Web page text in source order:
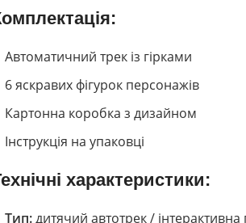
Автоматичний трек із гірками
6 яскравих фігурок персонажів
Картонна коробка з дизайном
Інструкція на упаковці
характеристики:
Тип:дитячий автотрек / інтерактивна